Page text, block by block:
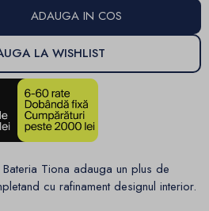
ADAUGA IN COS
LA WISHLIST
Bateria Tiona adauga un plus de
cu rafinament designul interior.